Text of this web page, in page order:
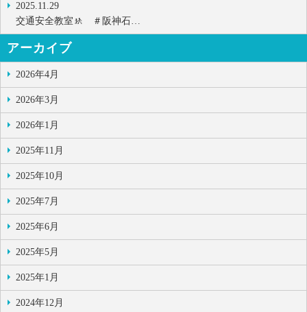
2025.11.29
交通安全教室🚸 ＃阪神石…
アーカイブ
2026年4月
2026年3月
2026年1月
2025年11月
2025年10月
2025年7月
2025年6月
2025年5月
2025年1月
2024年12月